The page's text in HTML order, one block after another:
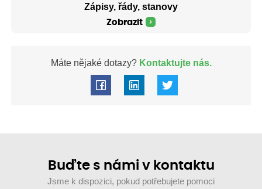
Zápisy, řády, stanovy
Zobrazit
Máte nějaké dotazy?Kontaktujte nás.
Buďte s námi v kontaktu
Jsme k dispozici, pokud potřebujete pomoci